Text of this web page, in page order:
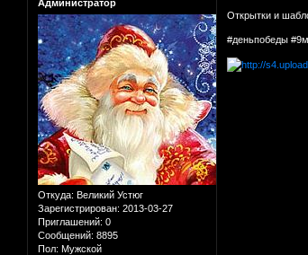
Администратор
Откуда: Великий Устюг
Зарегистрирован: 2013-03-27
Приглашений: 0
Сообщений: 8895
Пол: Мужской
Открытки и
#деньпобеды